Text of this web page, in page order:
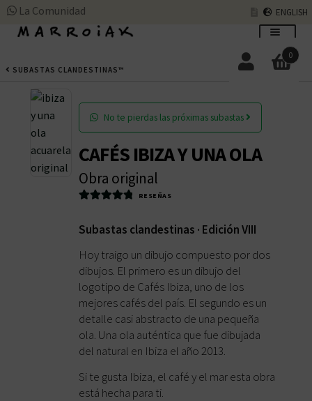
La Comunidad ENGLISH
BUSCAR
SUBASTAS DE ARTE
COMPRAR AHORA
COMUNIDAD
hijo
EL ARTISTA
Acceder
0
SUBASTAS CLANDESTINAS™
No te pierdas las próximas subastas
CAFÉS IBIZA Y UNA OLA
Obra original
4.990566037
RESEÑAS
Subastas clandestinas · Edición VIII
Hoy traigo un dibujo compuesto por dos
dibujos. El primero es un dibujo del
logotipo de Cafés Ibiza, uno de los
mejores cafés del país. El segundo es un
detalle casi abstracto de una pequeña
ola. Una ola auténtica que fue dibujada
del natural en Ibiza el año 2013.
Si te gusta Ibiza, el café y el mar esta obra
está hecha para ti.